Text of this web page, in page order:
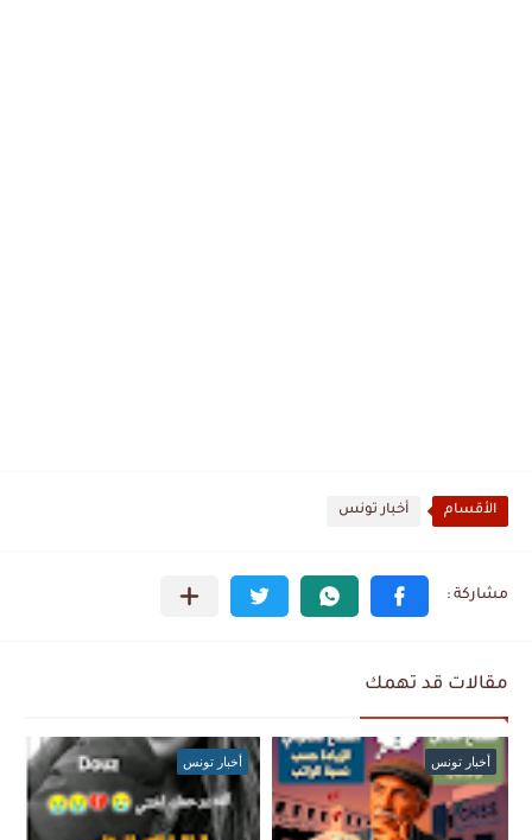
الأقسام أخبار تونس
مقالات قد تهمك
أخبار تونس أخبار تونس